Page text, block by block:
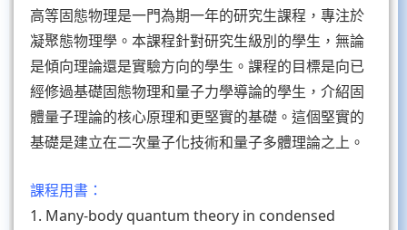
高等固態物理是一門為期一年的研究生課程，專注於
凝聚態物理學。本課程針對研究生級別的學生，無論
是傾向理論還是實驗方向的學生。課程的目標是向已
經修過基礎固態物理和量子力學導論的學生，介紹固
體量子理論的核心原理和更堅實的基礎。這個堅實的
基礎是建立在二次量子化技術和量子多體理論之上。
課程用書：
1. Many-body quantum theory in condensed